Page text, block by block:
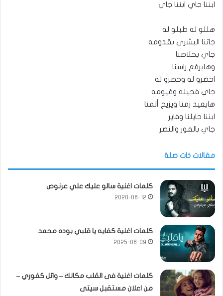
ابننا جاي ابننا جاي
هللو له طبلو له
جاتنا البشرى بقدومه
جاي بخلاصنا
وهايرفع راسنا
احضرو له وحضرو له
جاي فحيله وفيومه
هايعيد زمنا ويزيح ألمنا
ابننا جايلنا وفاير
جاي بالفوز والنصر
مقالات ذات صلة
كلمات اغنية سالو عليك علي عرنوص
2020-06-12
كلمات اغنية كفايه يا قلبي بوده محمد
2025-06-09
كلمات اغنية فى القلب مكانك – وائل كفوري –
من اعلان مستقبل سيتى